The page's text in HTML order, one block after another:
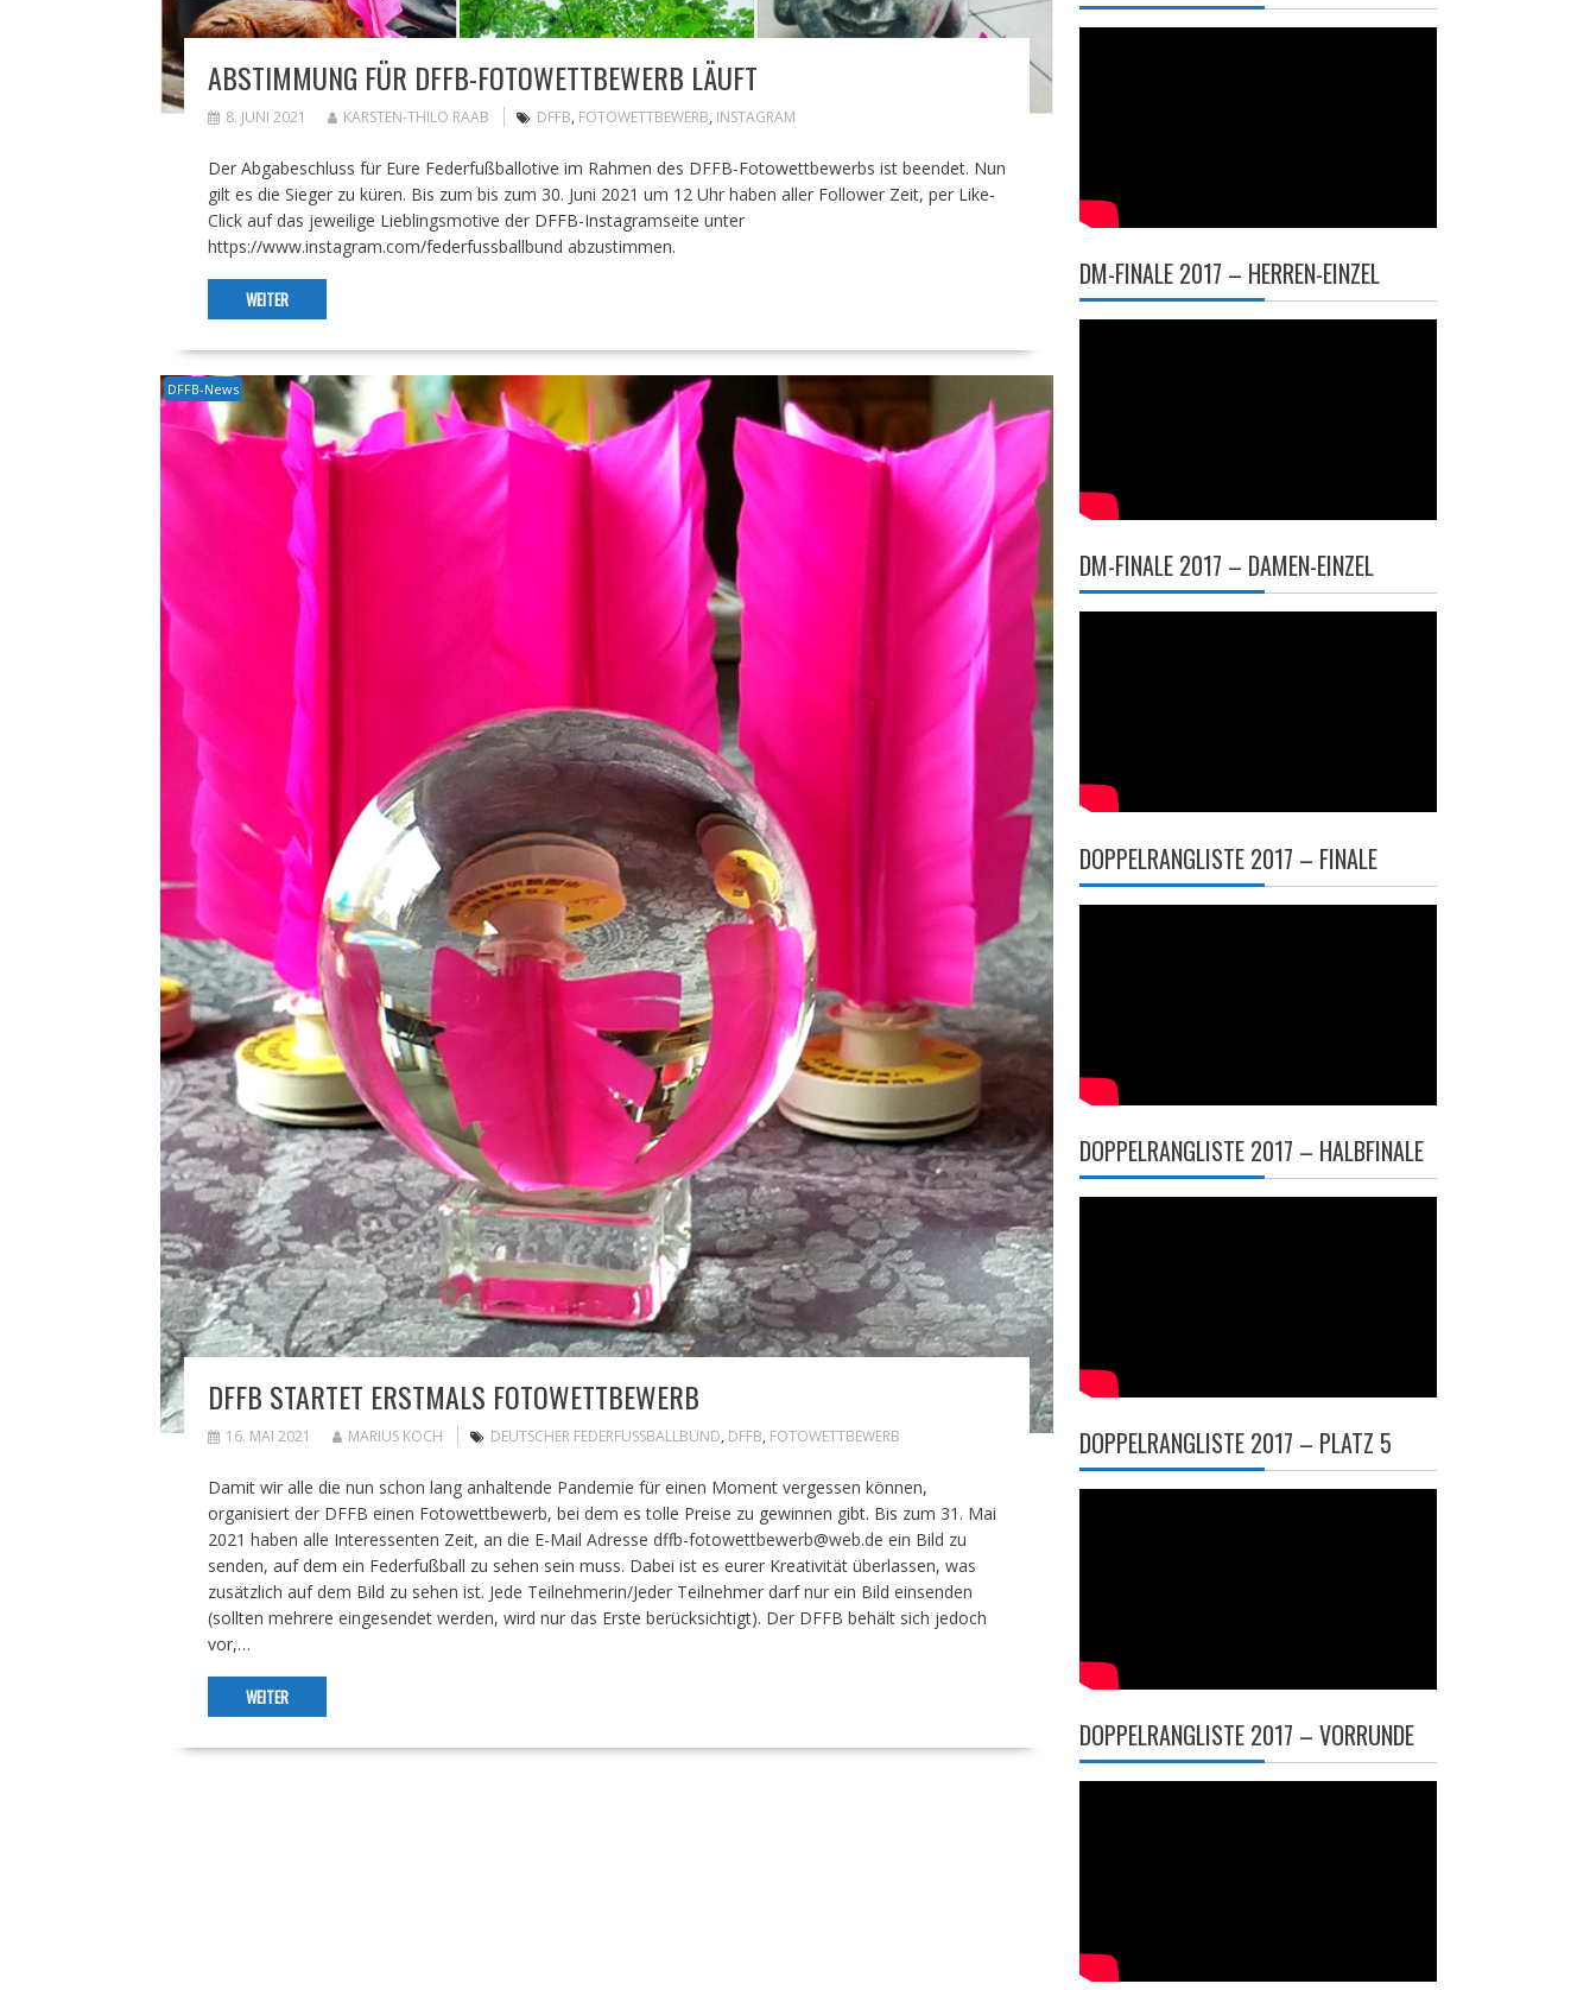
ABSTIMMUNG FÜR DFFB-FOTOWETTBEWERB LÄUFT
8. JUNI 2021 KARSTEN-THILO RAAB DFFB, FOTOWETTBEWERB, INSTAGRAM
Der Abgabeschluss für Eure Federfußballotive im Rahmen des DFFB-Fotowettbewerbs ist beendet. Nun
gilt es die Sieger zu küren. Bis zum bis zum 30. Juni 2021 um 12 Uhr haben aller Follower Zeit, per Like-
Click auf das jeweilige Lieblingsmotive der DFFB-Instagramseite unter
https://www.instagram.com/federfussballbund abzustimmen.
WEITER
DFFB-News
DFFB STARTET ERSTMALS FOTOWETTBEWERB
16. MAI 2021 MARIUS KOCH DEUTSCHER FEDERFUSSBALLBUND , DFFB, FOTOWETTBEWERB
Damit wir alle die nun schon lang anhaltende Pandemie für einen Moment vergessen können,
organisiert der DFFB einen Fotowettbewerb, bei dem es tolle Preise zu gewinnen gibt. Bis zum 31. Mai
2021 haben alle Interessenten Zeit, an die E-Mail Adresse dffb-fotowettbewerb@web.de ein Bild zu
senden, auf dem ein Federfußball zu sehen sein muss. Dabei ist es eurer Kreativität überlassen, was
zusätzlich auf dem Bild zu sehen ist. Jede Teilnehmerin/Jeder Teilnehmer darf nur ein Bild einsenden
(sollten mehrere eingesendet werden, wird nur das Erste berücksichtigt). Der DFFB behält sich jedoch
vor,…
WEITER
DM-FINALE 2017 – HERREN-EINZEL
DM-FINALE 2017 – DAMEN-EINZEL
DOPPELRANGLISTE 2017 – FINALE
DOPPELRANGLISTE 2017 – HALBFINALE
DOPPELRANGLISTE 2017 – PLATZ 5
DOPPELRANGLISTE 2017 – VORRUNDE